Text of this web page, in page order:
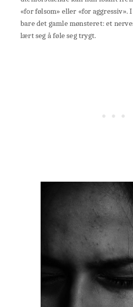
«for følsom» eller «for aggressiv».
bare det gamle mønsteret: et
lært seg å føle seg trygt.